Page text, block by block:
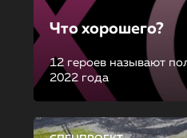
Что хорошего?
12 героев называют
2022 года